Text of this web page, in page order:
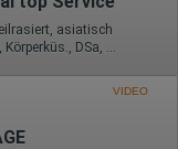
asiatisch
VIDEO